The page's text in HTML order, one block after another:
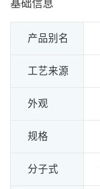
基础信息
产品别名
工艺来源
外观
规格
分子式